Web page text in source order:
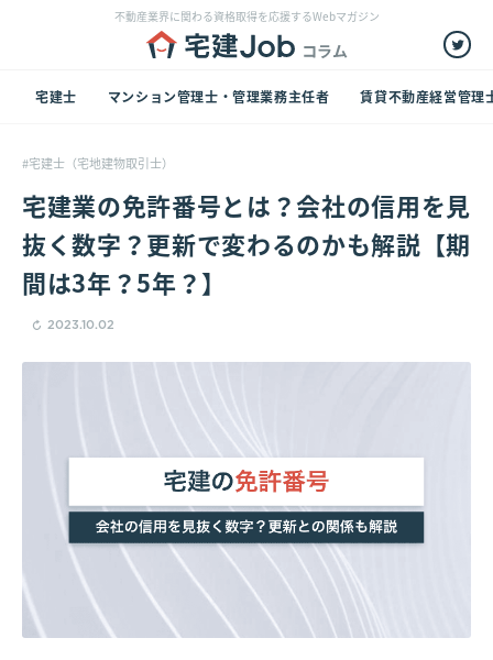
不動産業界に関わる資格取得を応援するWebマガジン
宅建士 マンション管理士・管理業務主任者 賃貸不動産経営管理
宅建士（宅地建物取引士）
宅建業の免許番号とは？会社の信用を見
抜く数字？更新で変わるのかも解説【期
間は3年？5年？】
2023.10.02